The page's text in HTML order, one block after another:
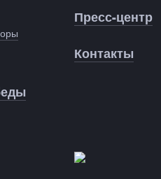
Пресс-центр
Контакты